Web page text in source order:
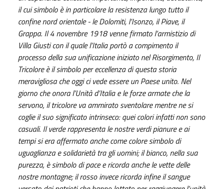
il cui simbolo è in particolare la resistenza lungo tutto il
confine nord orientale - le Dolomiti, l’Isonzo, il Piave, il
Grappa. Il 4 novembre 1918 venne firmato l’armistizio di
Villa Giusti con il quale l’Italia portò a compimento il
processo della sua unificazione iniziato nel Risorgimento, Il
Tricolore è il simbolo per eccellenza di questa storia
meravigliosa che oggi ci vede essere un Paese unito. Nel
giorno che onora l’Unità d’Italia e le forze armate che la
servono, il tricolore va ammirato sventolare mentre ne si
coglie il suo significato intrinseco: quei colori infatti non sono
casuali. Il verde rappresenta le nostre verdi pianure e ai
tempi si era affermato anche come colore simbolo di
uguaglianza e solidarietà tra gli uomini; il bianco, nella sua
purezza, è simbolo di pace e ricorda anche le vette delle
nostre montagne; il rosso invece ricorda infine il sangue